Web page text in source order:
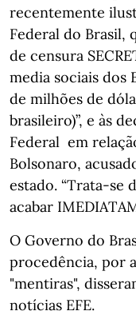
recentemente
Federal do Brasil,
de censura
media sociais dos
de milhões de
brasileiro)”, e às
Federal em
Bolsonaro,
estado. “Trata-se
acabar
O Governo do
procedência, por
"mentiras",
notícias EFE.